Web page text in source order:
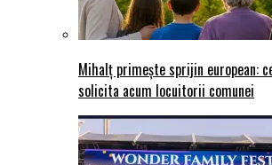
Mihalț primește sprijin european:
solicita acum locuitorii comunei